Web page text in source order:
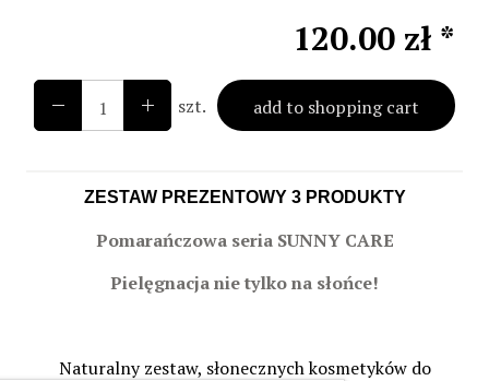
120.00 zł *
szt. add to shopping cart
ZESTAW PREZENTOWY 3 PRODUKTY
Pomarańczowa seria SUNNY CARE
Pielęgnacja nie tylko na słońce!
Naturalny zestaw, słonecznych kosmetyków do